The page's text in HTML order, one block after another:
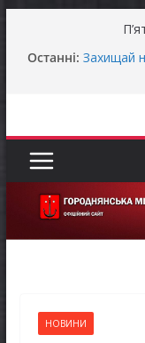
Останні: Захищай
Батьки
громади
за
НОВИНИ